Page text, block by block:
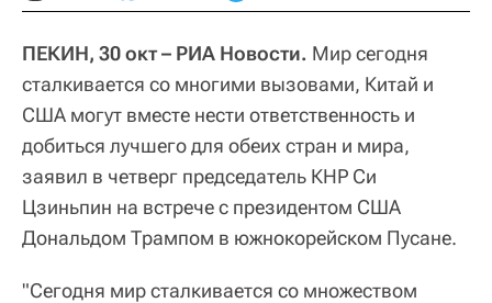
ПЕКИН, 30 окт – РИА Новости. Мир сегодня
сталкивается со многими вызовами, Китай и
США могут вместе нести ответственность и
добиться лучшего для обеих стран и мира,
заявил в четверг председатель КНР Си
Цзиньпин на встрече с президентом США
Дональдом Трампом в южнокорейском Пусане.
"Сегодня мир сталкивается со множеством